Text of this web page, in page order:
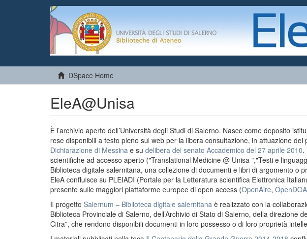
DSpace Home
EleA@Unisa
È l’archivio aperto dell’Università degli Studi di Salerno. Nasce come deposito
rese disponibili a testo pieno sul web per la libera consultazione, in attuazione dei
Dichiarazione di Messina e su delibera del senato Accademico del 27 aprile 2010.
scientifiche ad accesso aperto ("Translational Medicine @ Unisa ","Testi e
Biblioteca digitale salernitana, una collezione di documenti e libri di argomento o
EleA confluisce su PLEIADI (Portale per la Letteratura scientifica Elettronica
presente sulle maggiori piattaforme europee di open access (OpenAire,
Il progetto Salernum – Biblioteca digitale salernitana è realizzato con la
Biblioteca Provinciale di Salerno, dell’Archivio di Stato di Salerno, della direzione
Citra”, che rendono disponibili documenti in loro possesso o di loro proprietà